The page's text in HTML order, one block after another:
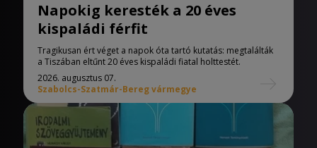
Napokig keresték a 20 éves
kispaládi férfit
Tragikusan ért véget a napok óta tartó kutatás: megtalálták
a Tiszában eltűnt 20 éves kispaládi fiatal holttestét.
2026. augusztus 07.
Szabolcs-Szatmár-Bereg vármegye